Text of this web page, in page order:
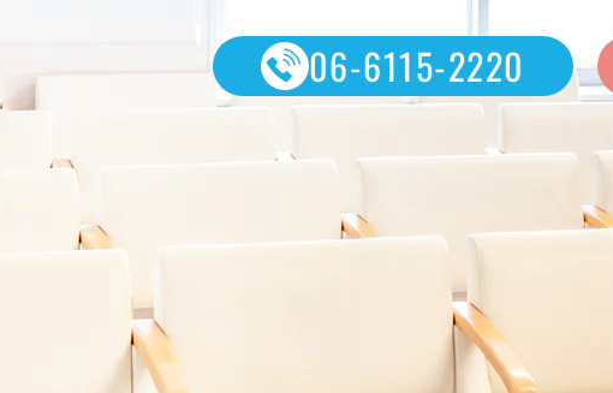
06-6115-2220